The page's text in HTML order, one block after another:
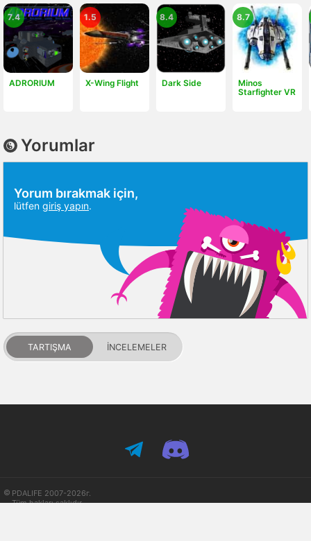
ADRORIUM
7.4
X-Wing Flight
1.5
Dark Side
8.4
Minos
Starfighter VR
8.7
Yorumlar
Yorum bırakmak için,
lütfen giriş yapın.
TARTIŞMA İNCELEMELER
PDALIFE 2007-2026г.
Tüm hakları saklıdır.